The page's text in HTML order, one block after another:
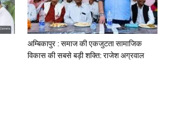
अम्बिकापुर : समाज की एकजुटता सामाजिक
विकास की सबसे बड़ी शक्ति: राजेश अग्रवाल